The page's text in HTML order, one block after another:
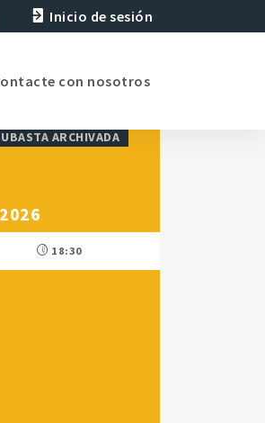
Inicio de sesión
con nosotros
ARCHIVADA
18:30